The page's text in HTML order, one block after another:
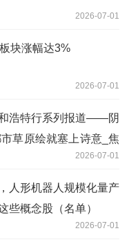
2026-07-01
块涨幅达3%
2026-07-01
浩特行系列报道——阴
草原绘就塞上诗意_焦
2026-07-01
人形机器人规模化量产
些概念股（名单）
2026-07-01